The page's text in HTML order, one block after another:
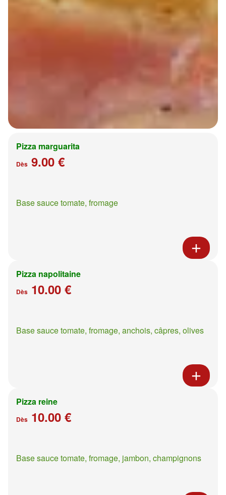
Pizza marguarita
Dès 9.00 €
Base sauce tomate, fromage
Pizza napolitaine
Dès 10.00 €
Base sauce tomate, fromage, anchois, câpres, olives
Pizza reine
Dès 10.00 €
Base sauce tomate, fromage, jambon, champignons